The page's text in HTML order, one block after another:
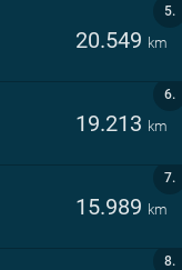
5.
20.549 km
6.
19.213 km
7.
15.989 km
8.